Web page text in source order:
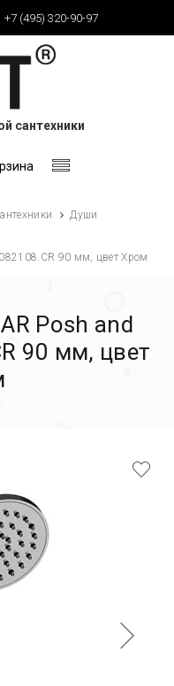
+7 (495) 320-90-97
сантехники
Души
90 мм, цвет Хром
Posh and
90 мм, цвет